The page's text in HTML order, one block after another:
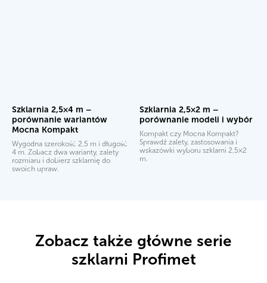
Szklarnia 2,5×4 m –
porównanie wariantów
Mocna Kompakt
Wygodna szerokość 2,5 m i długość
4 m. Zobacz dwa warianty, zalety
rozmiaru i dobierz szklarnię do
swoich upraw.
Szklarnia 2,5×2 m –
porównanie modeli i wybór
Kompakt czy Mocna Kompakt?
Sprawdź zalety, zastosowania i
wskazówki wyboru szklarni 2,5×2
m.
Zobacz także główne serie
szklarni Profimet